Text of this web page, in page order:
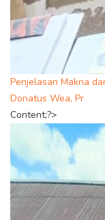
Penjelasan Makna
Donatus Wea, Pr
Content;?>